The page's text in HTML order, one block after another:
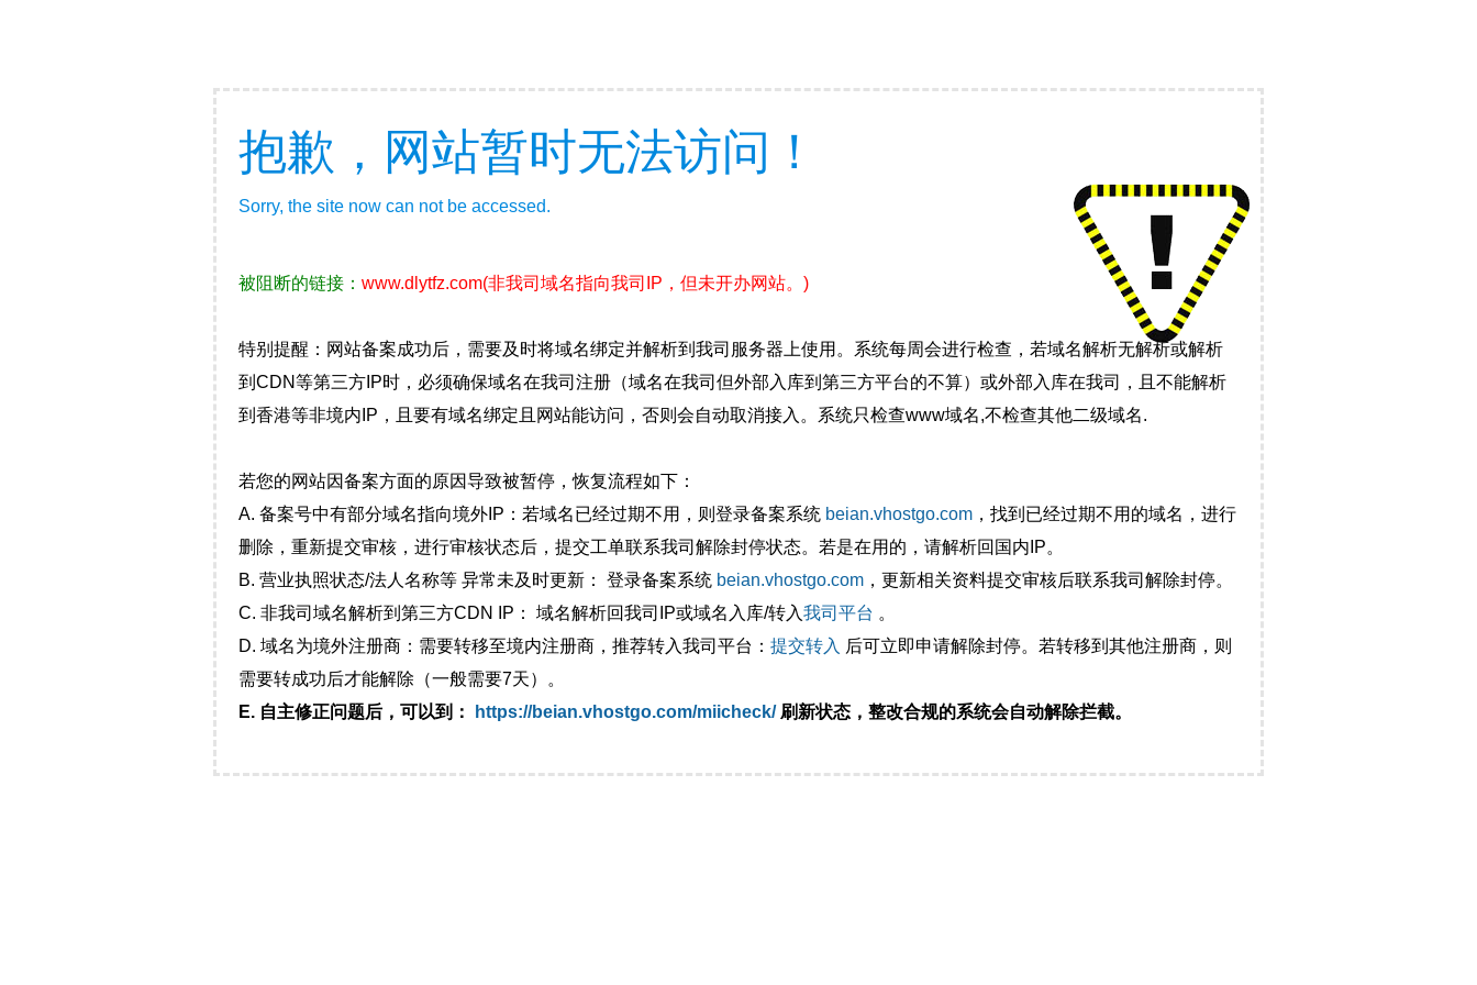
抱歉，网站暂时无法访问！
Sorry, the site now can not be accessed.
被阻断的链接： www.dlytfz.com(非我司域名指向我司IP，但未开办网站。)
特别提醒：网站备案成功后，需要及时将域名绑定并解析到我司服务器上使用。系统每周会进行检查，若域名解析无解析或解析
到CDN等第三方IP时，必须确保域名在我司注册（域名在我司但外部入库到第三方平台的不算）或外部入库在我司，且不能解析
到香港等非境内IP，且要有域名绑定且网站能访问，否则会自动取消接入。系统只检查www域名,不检查其他二级域名.
若您的网站因备案方面的原因导致被暂停，恢复流程如下：
A. 备案号中有部分域名指向境外IP：若域名已经过期不用，则登录备案系统 beian.vhostgo.com ，找到已经过期不用的域名，进行
删除，重新提交审核，进行审核状态后，提交工单联系我司解除封停状态。若是在用的，请解析回国内IP。
B. 营业执照状态/法人名称等 异常未及时更新： 登录备案系统 beian.vhostgo.com ，更新相关资料提交审核后联系我司解除封停。
C. 非我司域名解析到第三方CDN IP： 域名解析回我司IP或域名入库/转入我司平台 。
D. 域名为境外注册商：需要转移至境内注册商，推荐转入我司平台： 提交转入 后可立即申请解除封停。若转移到其他注册商，则
需要转成功后才能解除（一般需要7天）。
E. 自主修正问题后，可以到：
https://beian.vhostgo.com/miicheck/刷新状态，整改合规的系统会自动解除拦截。